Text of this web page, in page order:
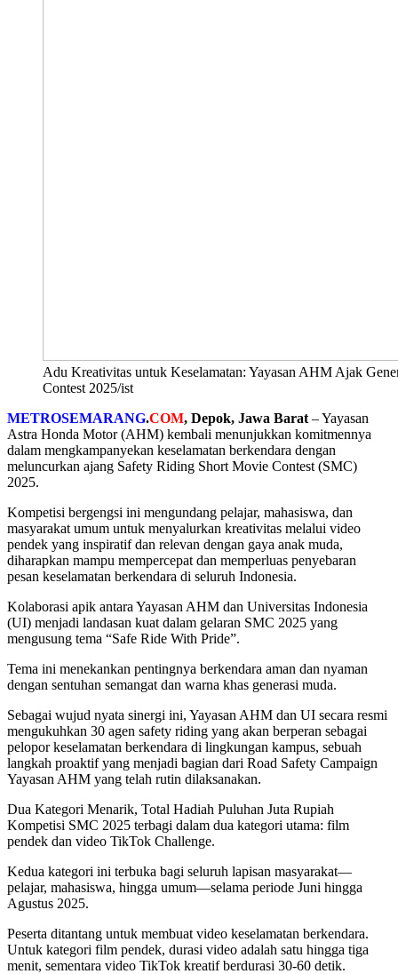
Adu Kreativitas untuk Keselamatan: Yayasan AHM Ajak
Contest 2025/ist
METROSEMARANG.COM, Depok, Jawa Barat – Yayasan
Astra Honda Motor (AHM) kembali menunjukkan komitmennya
dalam mengkampanyekan keselamatan berkendara dengan
meluncurkan ajang Safety Riding Short Movie Contest (SMC)
2025.
Kompetisi bergengsi ini mengundang pelajar, mahasiswa, dan
masyarakat umum untuk menyalurkan kreativitas melalui video
pendek yang inspiratif dan relevan dengan gaya anak muda,
diharapkan mampu mempercepat dan memperluas penyebaran
pesan keselamatan berkendara di seluruh Indonesia.
Kolaborasi apik antara Yayasan AHM dan Universitas Indonesia
(UI) menjadi landasan kuat dalam gelaran SMC 2025 yang
mengusung tema “Safe Ride With Pride”.
Tema ini menekankan pentingnya berkendara aman dan nyaman
dengan sentuhan semangat dan warna khas generasi muda.
Sebagai wujud nyata sinergi ini, Yayasan AHM dan UI secara resmi
mengukuhkan 30 agen safety riding yang akan berperan sebagai
pelopor keselamatan berkendara di lingkungan kampus, sebuah
langkah proaktif yang menjadi bagian dari Road Safety Campaign
Yayasan AHM yang telah rutin dilaksanakan.
Dua Kategori Menarik, Total Hadiah Puluhan Juta Rupiah
Kompetisi SMC 2025 terbagi dalam dua kategori utama: film
pendek dan video TikTok Challenge.
Kedua kategori ini terbuka bagi seluruh lapisan masyarakat—
pelajar, mahasiswa, hingga umum—selama periode Juni hingga
Agustus 2025.
Peserta ditantang untuk membuat video keselamatan berkendara.
Untuk kategori film pendek, durasi video adalah satu hingga tiga
menit, sementara video TikTok kreatif berdurasi 30-60 detik.